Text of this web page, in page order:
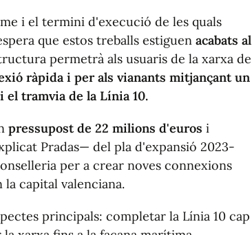
i el termini d'execució de les quals
que estos treballs estiguen acabats al
permetrà als usuaris de la xarxa de
ràpida i per als vianants mitjançant un
tramvia de la Línia 10.
pressupost de 22 milions d'euros i
Pradas— del pla d'expansió 2023-
per a crear noves connexions
capital valenciana.
principals: completar la Línia 10 cap